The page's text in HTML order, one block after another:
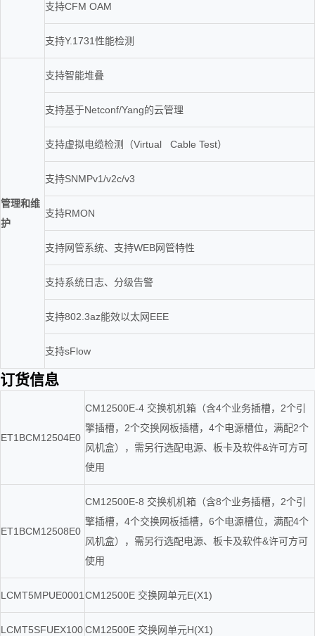
支持CFM OAM
支持Y.1731性能检测
管理和维
护
支持智能堆叠
支持基于Netconf/Yang的云管理
支持虚拟电缆检测（Virtual Cable Test）
支持SNMPv1/v2c/v3
支持RMON
支持网管系统、支持WEB网管特性
支持系统日志、分级告警
支持802.3az能效以太网EEE
支持sFlow
订货信息
ET1BCM12504E0
CM12500E-4 交换机机箱（含4个业务插槽，2个引
擎插槽，2个交换网板插槽，4个电源槽位，满配2个
风机盒），需另行选配电源、板卡及软件&许可方可
使用
ET1BCM12508E0
CM12500E-8 交换机机箱（含8个业务插槽，2个引
擎插槽，4个交换网板插槽，6个电源槽位，满配4个
风机盒），需另行选配电源、板卡及软件&许可方可
使用
LCMT5MPUE0001 CM12500E 交换网单元E(X1)
LCMT5SFUEX100CM12500E 交换网单元H(X1)